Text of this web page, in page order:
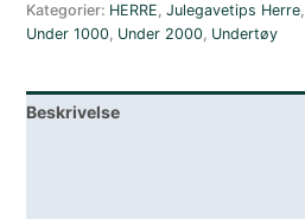
Blue
Melange
Kategorier: HERRE,Julegavetips Herre,
Under 1000, Under 2000, Undertøy
Beskrivelse